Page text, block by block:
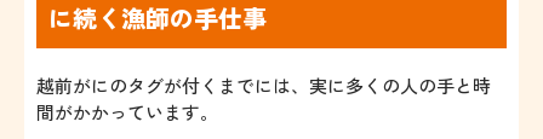
に続く漁師の手仕事
越前がにのタグが付くまでには、実に多くの人の手と時
間がかかっています。